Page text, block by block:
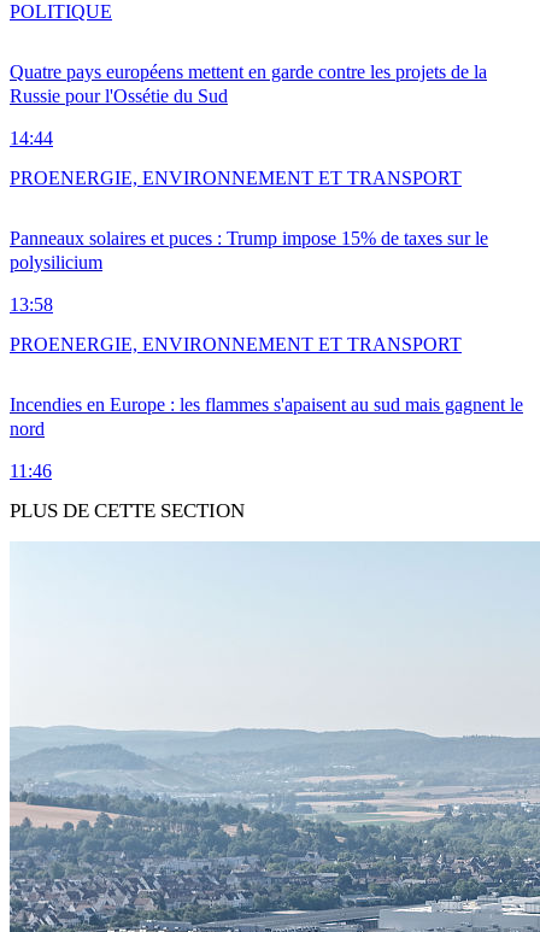
Quatre pays européens mettent en garde contre les projets de la
Russie pour l'Ossétie du Sud
14:44
POLITIQUE
Panneaux solaires et puces : Trump impose 15% de taxes sur le
polysilicium
13:58
PROENERGIE, ENVIRONNEMENT ET TRANSPORT
Incendies en Europe : les flammes s'apaisent au sud mais gagnent le
nord
11:46
PROENERGIE, ENVIRONNEMENT ET TRANSPORT
PLUS DE CETTE SECTION